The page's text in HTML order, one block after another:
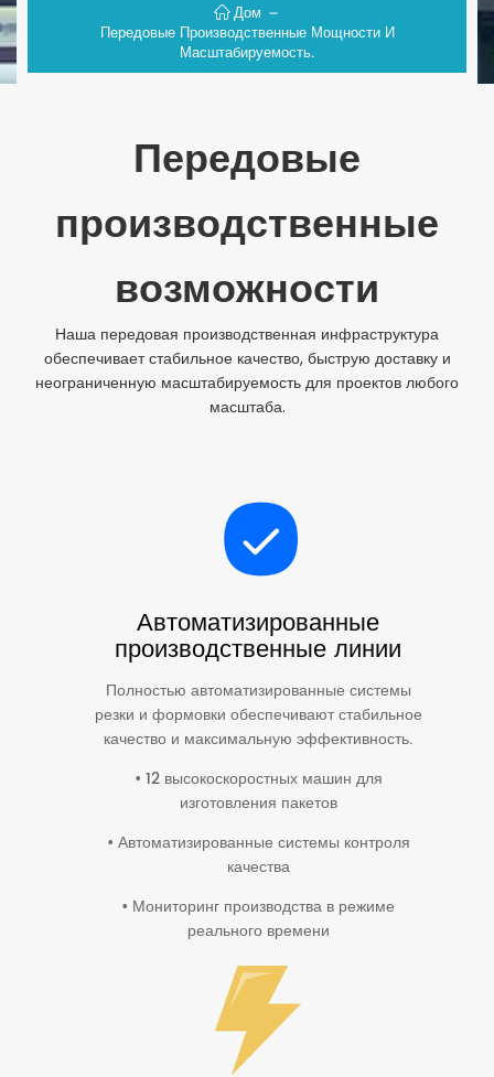
Дом
Передовые Производственные Мощности И
Масштабируемость.
Передовые
производственные
возможности
Наша передовая производственная инфраструктура
обеспечивает стабильное качество, быструю доставку и
неограниченную масштабируемость для проектов любого
масштаба.
Автоматизированные
производственные линии
Полностью автоматизированные системы
резки и формовки обеспечивают стабильное
качество и максимальную эффективность.
• 12 высокоскоростных машин для
изготовления пакетов
• Автоматизированные системы контроля
качества
• Мониторинг производства в режиме
реального времени